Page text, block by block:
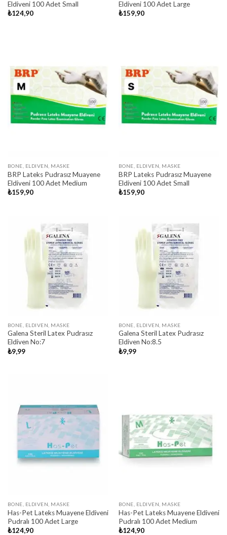
Eldiveni 100 Adet Small
₺124,90
Eldiveni 100 Adet Large
₺159,90
BONE, ELDIVEN, MASKE
BRP Lateks Pudrasız Muayene
Eldiveni 100 Adet Medium
₺159,90
BONE, ELDIVEN, MASKE
BRP Lateks Pudrasız Muayene
Eldiveni 100 Adet Small
₺159,90
BONE, ELDIVEN, MASKE
Galena Steril Latex Pudrasız
Eldiven No:7
₺9,99
BONE, ELDIVEN, MASKE
Galena Steril Latex Pudrasız
Eldiven No:8.5
₺9,99
BONE, ELDIVEN, MASKE
Has-Pet Lateks Muayene Eldiveni
Pudralı 100 Adet Large
₺124,90
BONE, ELDIVEN, MASKE
Has-Pet Lateks Muayene Eldiveni
Pudralı 100 Adet Medium
₺124,90